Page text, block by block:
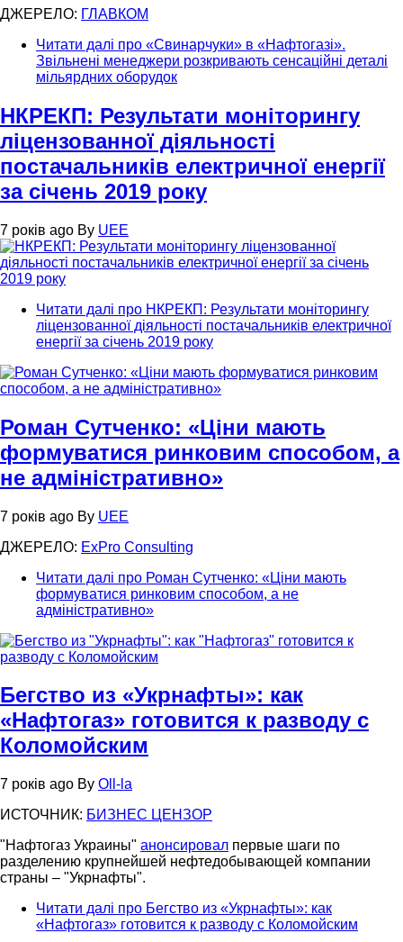
ДЖЕРЕЛО: ГЛАВКОМ
Читати далі про «Свинарчуки» в «Нафтогазі».
Звільнені менеджери розкривають сенсаційні деталі
мільярдних оборудок
НКРЕКП: Результати моніторингу
ліцензованної діяльності
постачальників електричної енергії
за січень 2019 року
7 років ago By UEE
Читати далі про НКРЕКП: Результати моніторингу
ліцензованної діяльності постачальників електричної
енергії за січень 2019 року
Роман Сутченко: «Ціни мають
формуватися ринковим способом, а
не адміністративно»
7 років ago By UEE
ДЖЕРЕЛО: ExPro Consulting
Читати далі про Роман Сутченко: «Ціни мають
формуватися ринковим способом, а не
адміністративно»
Бегство из «Укрнафты»: как
«Нафтогаз» готовится к разводу с
Коломойским
7 років ago By Oll-la
ИСТОЧНИК: БИЗНЕС ЦЕНЗОР
"Нафтогаз Украины" анонсировал первые шаги по
разделению крупнейшей нефтедобывающей компании
страны – "Укрнафты".
Читати далі про Бегство из «Укрнафты»: как
«Нафтогаз» готовится к разводу с Коломойским